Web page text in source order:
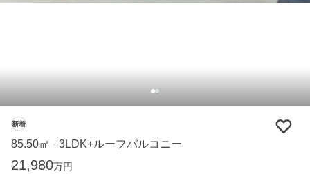
新着
85.50㎡ ・ 3LDK+ルーフバルコニー
21,980万円